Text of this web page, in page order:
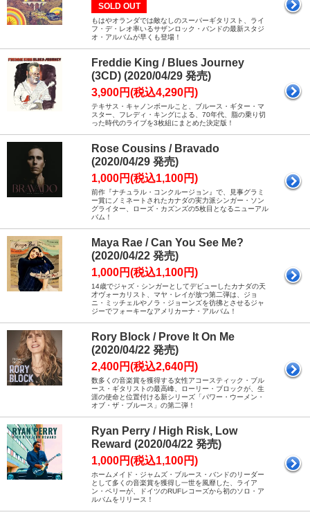
SOLD OUT
もはやオランダでは敵なしのスーパーギタリスト、ライ
フ・デ・レオ率いるサザンロック・バンドの最新スタジ
オ・アルバムが早くも登場！
Freddie King / Blues Journey
(3CD) (2020/04/29 発売)
3,900円(税込4,290円)
テキサス・キャノンボールこと、ブルース・ギター・マ
スター、フレディ・キングによる、70年代、脂の乗り切
った時代のライブを3枚組にまとめた決定版！
Rose Cousins / Bravado
(2020/04/29 発売)
1,000円(税込1,100円)
前作『ナチュラル・コンクルージョン』で、見事グラミ
ー賞にノミネートされたカナダの実力派シンガー・ソン
グライター、ローズ・カズンズの5枚目となるニューアル
バム！
Maya Rae / Can You See Me?
(2020/04/22 発売)
1,000円(税込1,100円)
14歳でジャズ・シンガーとしてデビューしたカナダの天
才ヴォーカリスト、マヤ・レイが放つ第二弾は、ジョ
ニ・ミッチェルやノラ・ジョーンズを彷彿とさせるジャ
ジーでフォーキーなアメリカーナ・アルバム！
Rory Block / Prove It On Me
(2020/04/22 発売)
2,400円(税込2,640円)
数多くの音楽賞を獲得する女性アコースティック・ブル
ース・ギタリストの最高峰、ローリー・ブロックが、生
涯の使命と位置付ける新シリーズ「パワー・ウーメン・
オブ・ザ・ブルース」の第二弾！
Ryan Perry / High Risk, Low
Reward (2020/04/22 発売)
1,000円(税込1,100円)
ホームメイド・ジャムズ・ブルース・バンドのリーダー
として多くの音楽賞を獲得し一世を風靡した、ライア
ン・ペリーが、ドイツのRUFレコーズから初のソロ・ア
ルバムをリリース！